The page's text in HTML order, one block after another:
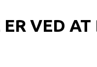
VED